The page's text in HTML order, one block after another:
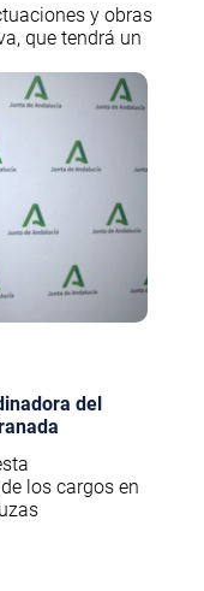
y obras
que tendrá un
del
los cargos en